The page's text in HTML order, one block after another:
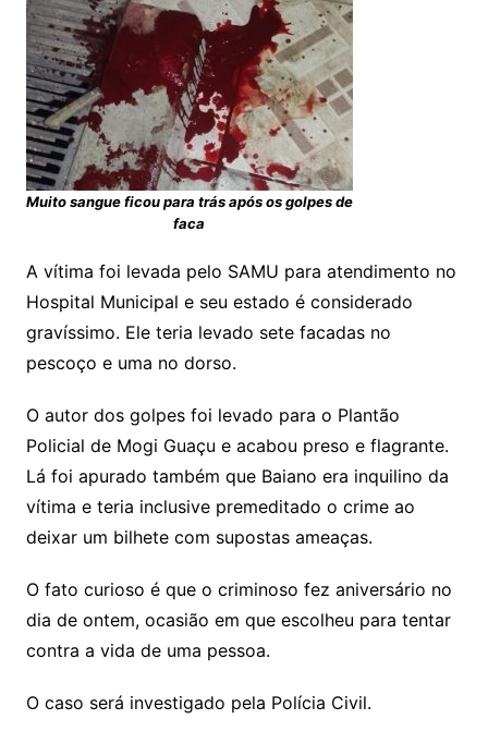
Muito sangue ficou para trás após os golpes de
faca
A vítima foi levada pelo SAMU para atendimento no
Hospital Municipal e seu estado é considerado
gravíssimo. Ele teria levado sete facadas no
pescoço e uma no dorso.
O autor dos golpes foi levado para o Plantão
Policial de Mogi Guaçu e acabou preso e flagrante.
Lá foi apurado também que Baiano era inquilino da
vítima e teria inclusive premeditado o crime ao
deixar um bilhete com supostas ameaças.
O fato curioso é que o criminoso fez aniversário no
dia de ontem, ocasião em que escolheu para tentar
contra a vida de uma pessoa.
O caso será investigado pela Polícia Civil.